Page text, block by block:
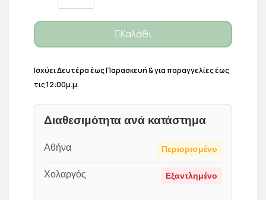
Καλάθι
Ισχύει Δευτέρα έως Παρασκευή & για παραγγελίες έως
τις 12:00μ.μ.
Διαθεσιμότητα ανά κατάστημα
Αθήνα Περιορισμένο
Χολαργός Εξαντλημένο